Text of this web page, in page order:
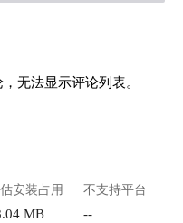
无法显示评论列表。
安装占用
MB
不支持平台
--